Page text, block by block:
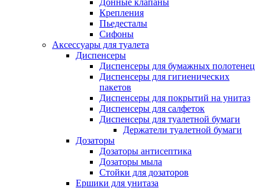
Донные клапаны
Крепления
Пьедесталы
Сифоны
Аксессуары для туалета
Диспенсеры
Диспенсеры для бумажных полотенец
Диспенсеры для гигиенических
пакетов
Диспенсеры для покрытий на унитаз
Диспенсеры для салфеток
Диспенсеры для туалетной бумаги
Держатели туалетной бумаги
Дозаторы
Дозаторы антисептика
Дозаторы мыла
Стойки для дозаторов
Ершики для унитаза